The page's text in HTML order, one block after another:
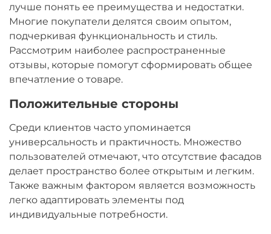
лучше понять ее преимущества и недостатки.
Многие покупатели делятся своим опытом,
подчеркивая функциональность и стиль.
Рассмотрим наиболее распространенные
отзывы, которые помогут сформировать общее
впечатление о товаре.
Положительные стороны
Среди клиентов часто упоминается
универсальность и практичность. Множество
пользователей отмечают, что отсутствие фасадов
делает пространство более открытым и легким.
Также важным фактором является возможность
легко адаптировать элементы под
индивидуальные потребности.